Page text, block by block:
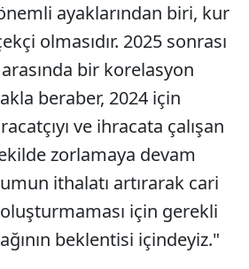
ayaklarından biri, kur
olmasıdır. 2025 sonrası
bir korelasyon
beraber, 2024 için
ve ihracata çalışan
zorlamaya devam
ithalatı artırarak cari
için gerekli
beklentisi içindeyiz."